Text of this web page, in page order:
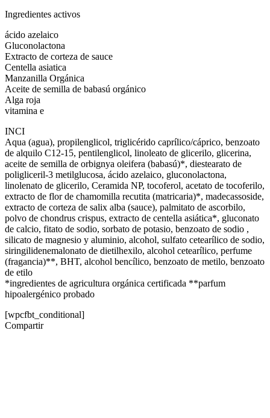
Ingredientes activos
ácido azelaico
Gluconolactona
Extracto de corteza de sauce
Centella asiatica
Manzanilla Orgánica
Aceite de semilla de babasú orgánico
Alga roja
vitamina e
INCI
Aqua (agua), propilenglicol, triglicérido caprílico/cáprico, benzoato
de alquilo C12-15, pentilenglicol, linoleato de glicerilo, glicerina,
aceite de semilla de orbignya oleifera (babasú)*, diestearato de
poligliceril-3 metilglucosa, ácido azelaico, gluconolactona,
linolenato de glicerilo, Ceramida NP, tocoferol, acetato de tocoferilo,
extracto de flor de chamomilla recutita (matricaria)*, madecassoside,
extracto de corteza de salix alba (sauce), palmitato de ascorbilo,
polvo de chondrus crispus, extracto de centella asiática*, gluconato
de calcio, fitato de sodio, sorbato de potasio, benzoato de sodio ,
silicato de magnesio y aluminio, alcohol, sulfato cetearílico de sodio,
siringilidenemalonato de dietilhexilo, alcohol cetearílico, perfume
(fragancia)**, BHT, alcohol bencílico, benzoato de metilo, benzoato
de etilo
*ingredientes de agricultura orgánica certificada **parfum
hipoalergénico probado
[wpcfbt_conditional]
Compartir